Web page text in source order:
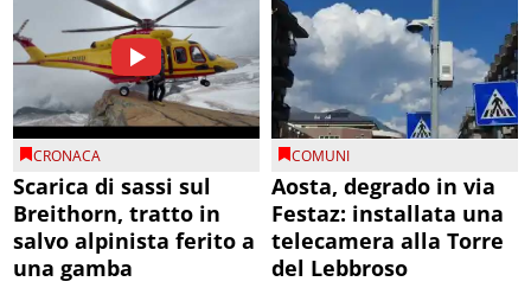
CRONACA
Scarica di sassi sul
Breithorn, tratto in
salvo alpinista ferito a
una gamba
COMUNI
Aosta, degrado in via
Festaz: installata una
telecamera alla Torre
del Lebbroso